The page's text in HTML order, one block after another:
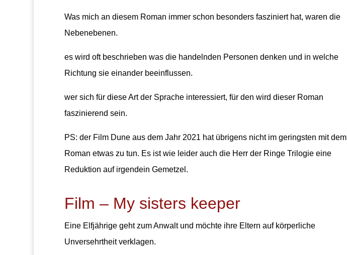
Was mich an diesem Roman immer schon besonders fasziniert hat, waren die
Nebenebenen.
es wird oft beschrieben was die handelnden Personen denken und in welche
Richtung sie einander beeinflussen.
wer sich für diese Art der Sprache interessiert, für den wird dieser Roman
faszinierend sein.
PS: der Film Dune aus dem Jahr 2021 hat übrigens nicht im geringsten mit dem
Roman etwas zu tun. Es ist wie leider auch die Herr der Ringe Trilogie eine
Reduktion auf irgendein Gemetzel.
Film – My sisters keeper
Eine Elfjährige geht zum Anwalt und möchte ihre Eltern auf körperliche
Unversehrtheit verklagen.